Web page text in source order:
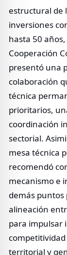
estructural de
inversiones
hasta 50
Cooperación
presentó una
colaboración
técnica
prioritarios,
coordinación
sectorial.
mesa técnica
recomendó
mecanismo e
demás
alineación
para impulsar
territorial y